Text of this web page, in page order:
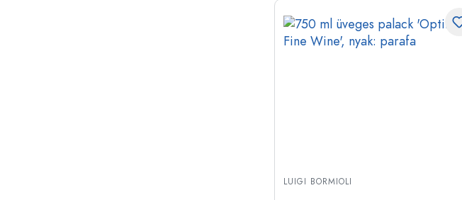
LUIGI BORMIOLI